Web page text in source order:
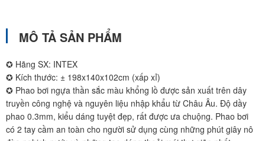
MÔ TẢ SẢN PHẨM
✪ Hãng SX: INTEX
✪ Kích thước: ± 198x140x102cm (xấp xỉ)
✪ Phao bơi ngựa thần sắc màu khổng lồ được sản xuất trên dây
truyền công nghệ và nguyên liệu nhập khẩu từ Châu Âu. Độ dầy
phao 0.3mm, kiểu dáng tuyệt đẹp, rất được ưa chuộng. Phao bơi
có 2 tay cầm an toàn cho người sử dụng cùng những phút giây nô